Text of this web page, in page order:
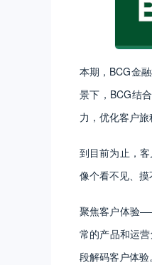
本期，BCG金
景下，BCG结
力，优化客户旅
到目前为止，
像个看不见、摸
聚焦客户体验
常的产品和运
段解码客户体验。